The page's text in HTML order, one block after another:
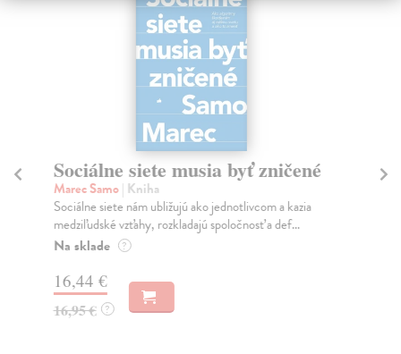
Sociálne siete musia byť zničené
Marec Samo| Kniha
Sociálne siete nám ubližujú ako jednotlivcom a kazia
medziľudské vzťahy, rozkladajú spoločnosť a def...
Na sklade ?
16,44 €
16,95 € ?